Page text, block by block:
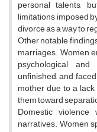
personal talents,
limitations imposed
divorce as a way to
Other notable
marriages. Women
psychological
unfinished, and
mother due to a
them toward
Domestic
narratives. Women